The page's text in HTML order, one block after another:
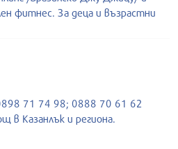
фитнес. За деца и възрастни
71 74 98; 0888 70 61 62
в Казанлък и региона.